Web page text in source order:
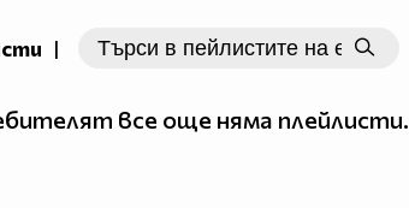
|
все още няма плейлисти.